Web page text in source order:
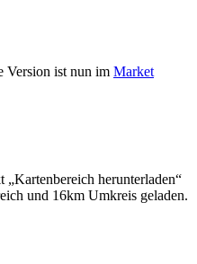
Version ist nun im Market
herunterladen“
und 16km Umkreis geladen.